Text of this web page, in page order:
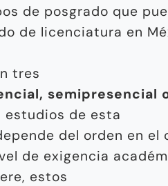
de posgrado que
de licenciatura en
tres
semipresencial
estudios de esta
del orden en el
de exigencia
estos